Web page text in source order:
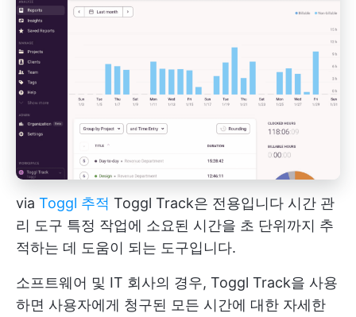
via Toggl 추적 Toggl Track은 전용입니다 시간 관
리 도구 특정 작업에 소요된 시간을 초 단위까지 추
적하는 데 도움이 되는 도구입니다.
소프트웨어 및 IT 회사의 경우, Toggl Track을 사용
하면 사용자에게 청구된 모든 시간에 대한 자세한